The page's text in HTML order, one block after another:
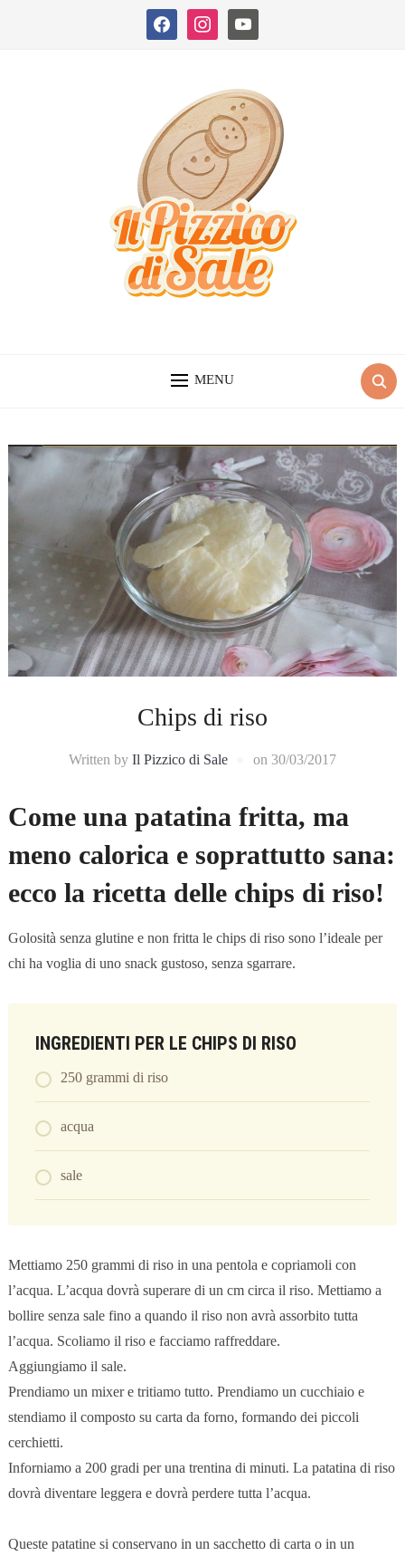
facebook instagram youtube
MENU
Chips di riso
Written by Il Pizzico di Sale on 30/03/2017
Come una patatina fritta, ma
meno calorica e soprattutto sana:
ecco la ricetta delle chips di riso!
Golosità senza glutine e non fritta le chips di riso sono l’ideale per
chi ha voglia di uno snack gustoso, senza sgarrare.
INGREDIENTI PER LE CHIPS DI RISO
250 grammi di riso
acqua
sale
Mettiamo 250 grammi di riso in una pentola e copriamoli con
l’acqua. L’acqua dovrà superare di un cm circa il riso. Mettiamo a
bollire senza sale fino a quando il riso non avrà assorbito tutta
l’acqua. Scoliamo il riso e facciamo raffreddare.
Aggiungiamo il sale.
Prendiamo un mixer e tritiamo tutto. Prendiamo un cucchiaio e
stendiamo il composto su carta da forno, formando dei piccoli
cerchietti.
Inforniamo a 200 gradi per una trentina di minuti. La patatina di riso
dovrà diventare leggera e dovrà perdere tutta l’acqua.
Queste patatine si conservano in un sacchetto di carta o in un